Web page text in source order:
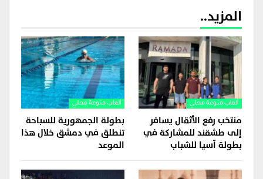
المزيد..
ألعاب منوعة محلي
منتخب رفع الأثقال يسافر
إلى طشقند للمشاركة في
بطولة آسيا للشباب
ألعاب منوعة محلي
بطولة الجمهورية للسباحة
تنطلق في دمشق خلال هذا
الموعد